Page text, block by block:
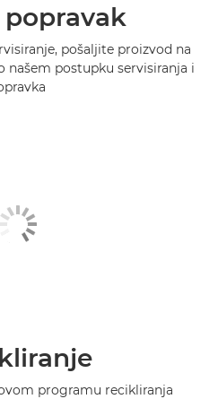
popravak
pošaljite proizvod na
našem postupku servisiranja i
programu recikliranja